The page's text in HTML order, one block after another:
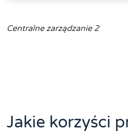
Centralne zarządzanie 2
Jakie korzyści